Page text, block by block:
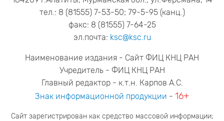
тел.: 8 (81555) 7-53-50; 79-5-95 (канц.)
факс: 8 (81555) 7-64-25
эл.почта: ksc@ksc.ru
Наименование издания - Сайт ФИЦ КНЦ РАН
Учредитель - ФИЦ КНЦ РАН
Главный редактор - к.т.н. Карпов А.С.
Знак информационной продукции - 16+
Сайт зарегистрирован как средство массовой информации;